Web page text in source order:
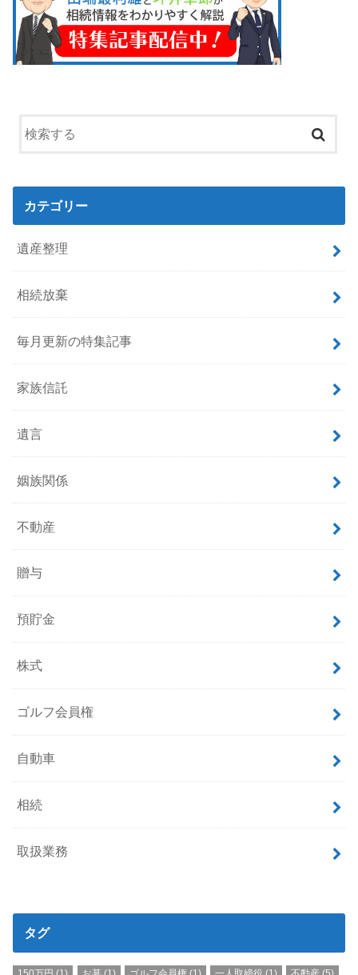
カテゴリー
遺産整理
相続放棄
毎月更新の特集記事
家族信託
遺言
姻族関係
不動産
贈与
預貯金
株式
ゴルフ会員権
自動車
相続
取扱業務
タグ